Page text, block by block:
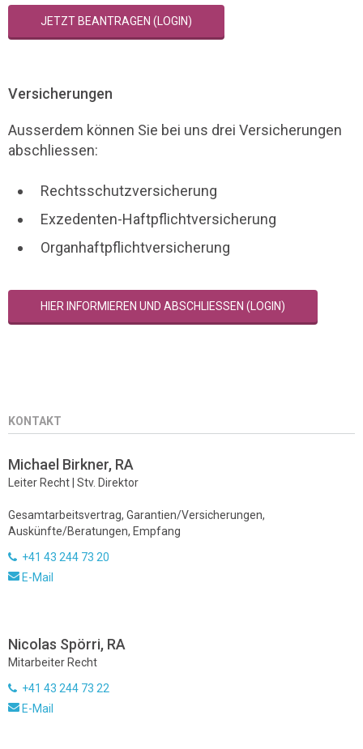
JETZT BEANTRAGEN (LOGIN)
Versicherungen
Ausserdem können Sie bei uns drei Versicherungen
abschliessen:
Rechtsschutzversicherung
Exzedenten-Haftpflichtversicherung
Organhaftpflichtversicherung
HIER INFORMIEREN UND ABSCHLIESSEN (LOGIN)
KONTAKT
Michael Birkner, RA
Leiter Recht | Stv. Direktor
Gesamtarbeitsvertrag, Garantien/Versicherungen,
Auskünfte/Beratungen, Empfang
+41 43 244 73 20
E-Mail
Nicolas Spörri, RA
Mitarbeiter Recht
+41 43 244 73 22
E-Mail